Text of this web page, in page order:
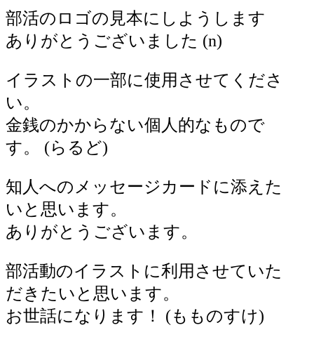
部活のロゴの見本にしようします
ありがとうございました (n)
イラストの一部に使用させてくださ
い。
金銭のかからない個人的なもので
す。 (らるど)
知人へのメッセージカードに添えた
いと思います。
ありがとうございます。
部活動のイラストに利用させていた
だきたいと思います。
お世話になります！ (もものすけ)